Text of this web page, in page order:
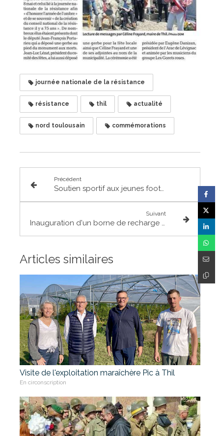
journée nationale de la résistance
résistance thil actualité
nord toulousain commémorations
Précédent
Soutien sportif aux jeunes footballeurs de St Alban/Aucamville
Suivant
Inauguration d'un borne de recharge de véhicules électriques à Saint-Alban
Articles similaires
Visite de l'exploitation maraîchère Pic à Thil
En circonscription